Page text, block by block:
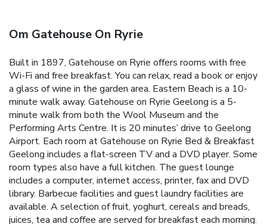
Om Gatehouse On Ryrie
Built in 1897, Gatehouse on Ryrie offers rooms with free
Wi-Fi and free breakfast. You can relax, read a book or enjoy
a glass of wine in the garden area. Eastern Beach is a 10-
minute walk away. Gatehouse on Ryrie Geelong is a 5-
minute walk from both the Wool Museum and the
Performing Arts Centre. It is 20 minutes’ drive to Geelong
Airport. Each room at Gatehouse on Ryrie Bed & Breakfast
Geelong includes a flat-screen TV and a DVD player. Some
room types also have a full kitchen. The guest lounge
includes a computer, internet access, printer, fax and DVD
library. Barbecue facilities and guest laundry facilities are
available. A selection of fruit, yoghurt, cereals and breads,
juices, tea and coffee are served for breakfast each morning.